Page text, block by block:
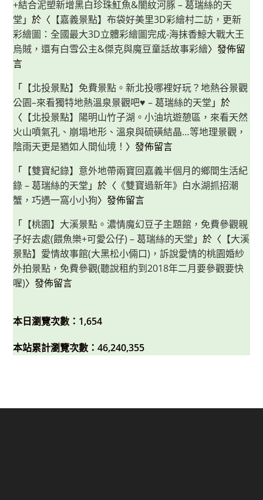
+結合泥塑新增黑白珍珠魟魚&闇紋河豚 – 葛瑞絲的天
堂 」於〈 【嘉義景點】布袋好美里3D彩繪村二訪，更新
彩繪圖：全國最大3D立體彩繪圖完成-海抹香鯨大戰大王
烏賊，還有白雪公主&傑克與魔豆童話故事彩繪〉發佈留
言
「 【北投景點】免費景點。新北投哪裡好玩？地熱谷景觀
公園–來看獨特地熱溫泉景觀吧♥ – 葛瑞絲的天堂 」於
〈 【北投景點】陽明山竹子湖。小油坑遊憩區，來看天然
火山噴氣孔、崩塌地形、溫泉與硫磺結晶…等地理景觀，
陰雨天更是猶如人間仙境！ 〉發佈留言
「 【雙寶紀錄】意外地帶兩寶回嘉義半個月的鄉間生活紀
錄 – 葛瑞絲的天堂 」於〈 《雙寶過新年》白水湖抓招潮
蟹，巧遇一窩小小狗〉發佈留言
「 【桃園】大溪景點。濃情魔幻豆子主題館，免費參觀親
子好去處(餵魚樂+可愛公仔) – 葛瑞絲的天堂 」於〈 【大溪
景點】愛情故事館(大黑松小倆口)，訴說愛情的桃園婚紗
外拍景點，免費參觀(聽說租約到2018年二月要參觀要快
喔)〉發佈留言
本日瀏覽次數：1,654
本站累計瀏覽次數：46,240,355